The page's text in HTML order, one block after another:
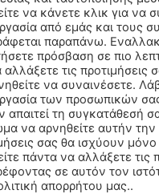
να κάνετε κλικ για να
από εμάς και τους
παραπάνω.
πρόσβαση σε πιο
αλλάξετε τις προτιμήσεις
να συναινέσετε.
των προσωπικών
απαιτεί τη συγκατάθεσή
να αρνηθείτε αυτήν την
σας θα ισχύουν
πάντα να αλλάξετε τις
σε αυτόν τον
απορρήτου μας..